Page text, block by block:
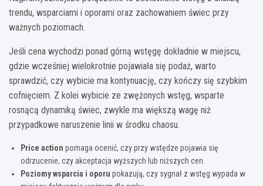
trendu, wsparciami i oporami oraz zachowaniem świec przy
ważnych poziomach.
Jeśli cena wychodzi ponad górną wstęgę dokładnie w miejscu,
gdzie wcześniej wielokrotnie pojawiała się podaż, warto
sprawdzić, czy wybicie ma kontynuację, czy kończy się szybkim
cofnięciem. Z kolei wybicie ze zwężonych wstęg, wsparte
rosnącą dynamiką świec, zwykle ma większą wagę niż
przypadkowe naruszenie linii w środku chaosu.
Price action pomaga ocenić, czy przy wstędze pojawia się
odrzucenie, czy akceptacja wyższych lub niższych cen.
Poziomy wsparcia i oporu pokazują, czy sygnał z wstęg wypada w